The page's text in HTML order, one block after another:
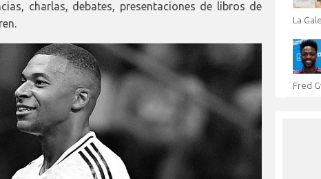
charlas, debates, presentaciones de libros de
La
Fred